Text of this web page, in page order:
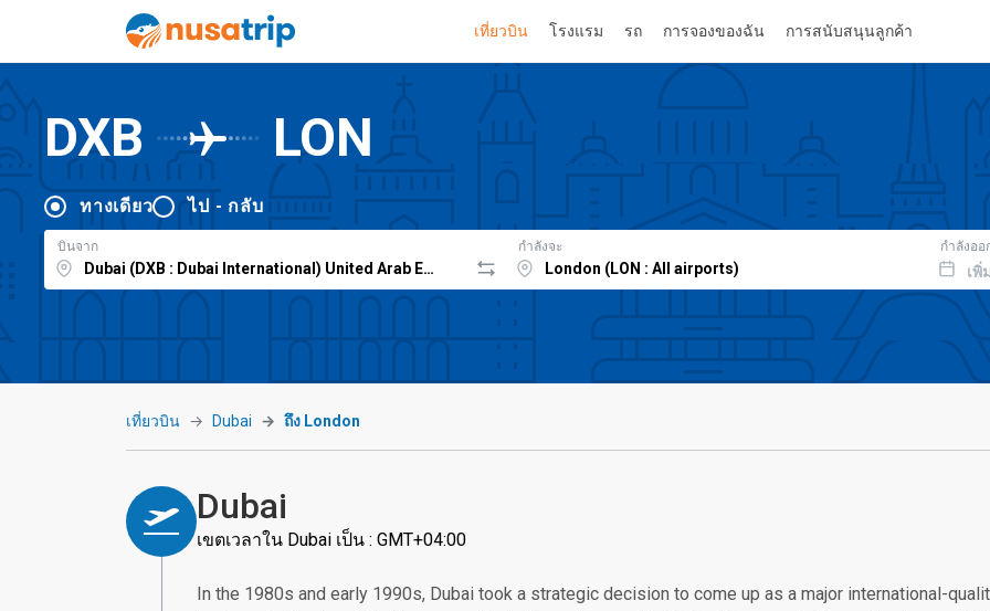
เที่ยวบิน โรงแรม รถ การจองของฉัน การสนับสนุนลูกค้า
DXB LON
ทางเดียว ไป - กลับ
บินจาก กำลังจะ กำลังออ
เพิ่
เที่ยวบิน Dubai ถึง London
Dubai
เขตเวลาใน Dubai เป็น : GMT+04:00
In the 1980s and early 1990s, Dubai took a strategic decision to come up as a major international-